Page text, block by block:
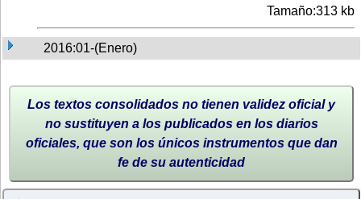
Tamaño:313 kb
2016:01-(Enero)
Los textos consolidados no tienen validez oficial y
no sustituyen a los publicados en los diarios
oficiales, que son los únicos instrumentos que dan
fe de su autenticidad